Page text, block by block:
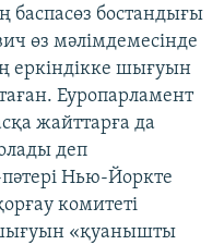
бостандығы
өз мәлімдемесінде
еркіндікке шығуын
Еуропарламент
жайттарға да
деп
Нью-Йоркте
комитеті
«қуанышты